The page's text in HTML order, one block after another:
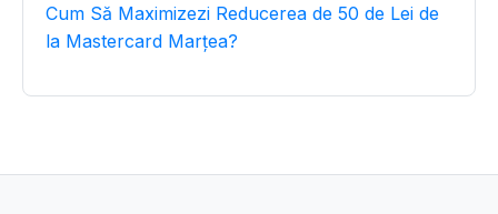
Cum Să Maximizezi Reducerea de 50 de Lei de
la Mastercard Marțea?